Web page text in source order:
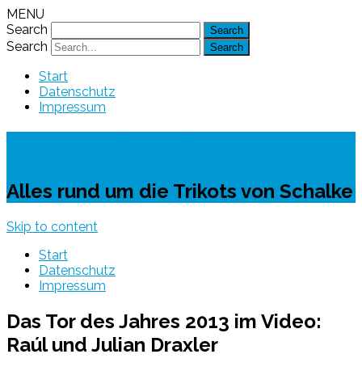
MENU
Search
Search
Start
Datenschutz
Impressum
Alles rund um die Trikots von Schalke
Skip to content
Start
Datenschutz
Impressum
Das Tor des Jahres 2013 im Video:
Raúl und Julian Draxler